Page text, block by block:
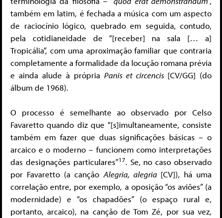
também em latim, é fechada a música com um aspecto
de raciocínio lógico, quebrado em seguida, contudo,
pela cotidianeidade de “[receber] na sala [… a]
Tropicália”, com uma aproximação familiar que contraria
completamente a formalidade da locução romana prévia
e ainda alude à própria Panis et circencis [CV/GG] (do
álbum de 1968).
O processo é semelhante ao observado por Celso
Favaretto quando diz que “[s]imultaneamente, consiste
também em fazer que duas significações básicas – o
arcaico e o moderno – funcionem como interpretações
das designações particulares”17. Se, no caso observado
por Favaretto (a canção Alegria, alegria [CV]), há uma
correlação entre, por exemplo, a oposição “os aviões” (a
modernidade) e “os chapadões” (o espaço rural e,
portanto, arcaico), na canção de Tom Zé, por sua vez,